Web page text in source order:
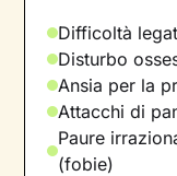
Difficoltà
Disturbo
Ansia per la
Attacchi di
Paure
(fobie)